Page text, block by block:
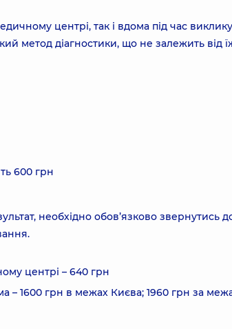
центрі, так і вдома під час
метод діагностики, що не залежить від
600 грн
необхідно обов’язково звернутись
центрі – 640 грн
– 1600 грн в межах Києва; 1960 грн за